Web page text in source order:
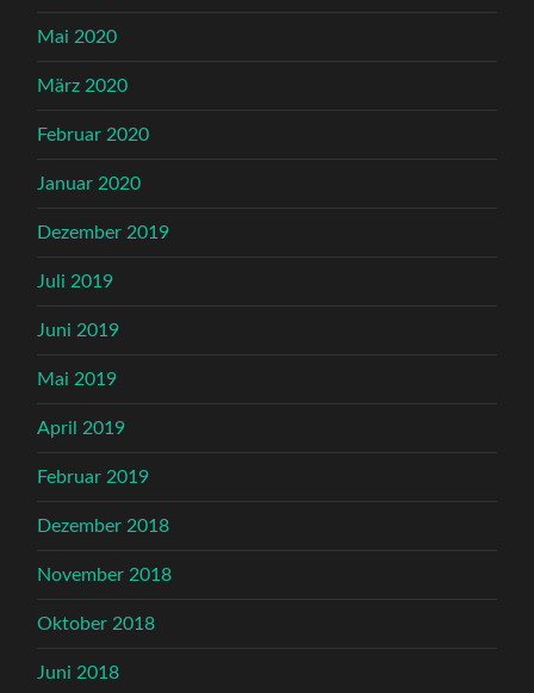
Mai 2020
März 2020
Februar 2020
Januar 2020
Dezember 2019
Juli 2019
Juni 2019
Mai 2019
April 2019
Februar 2019
Dezember 2018
November 2018
Oktober 2018
Juni 2018